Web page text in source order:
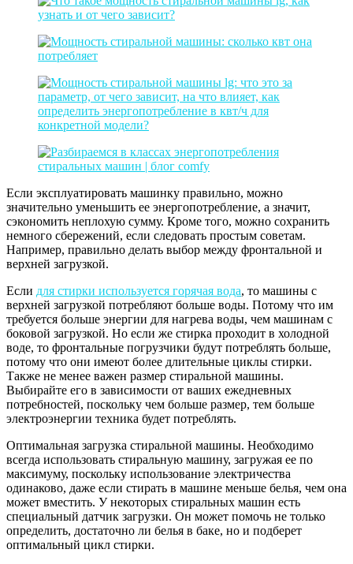
Если эксплуатировать машинку правильно, можно
значительно уменьшить ее энергопотребление, а значит,
сэкономить неплохую сумму. Кроме того, можно сохранить
немного сбережений, если следовать простым советам.
Например, правильно делать выбор между фронтальной и
верхней загрузкой.
Если для стирки используется горячая вода, то машины с
верхней загрузкой потребляют больше воды. Потому что им
требуется больше энергии для нагрева воды, чем машинам с
боковой загрузкой. Но если же стирка проходит в холодной
воде, то фронтальные погрузчики будут потреблять больше,
потому что они имеют более длительные циклы стирки.
Также не менее важен размер стиральной машины.
Выбирайте его в зависимости от ваших ежедневных
потребностей, поскольку чем больше размер, тем больше
электроэнергии техника будет потреблять.
Оптимальная загрузка стиральной машины. Необходимо
всегда использовать стиральную машину, загружая ее по
максимуму, поскольку использование электричества
одинаково, даже если стирать в машине меньше белья, чем она
может вместить. У некоторых стиральных машин есть
специальный датчик загрузки. Он может помочь не только
определить, достаточно ли белья в баке, но и подберет
оптимальный цикл стирки.